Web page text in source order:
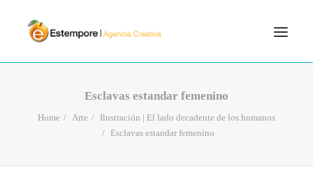
BLOG
Esclavas estandar femenino
Home Arte
Ilustración | El lado decadente de los humanos
Esclavas estandar femenino